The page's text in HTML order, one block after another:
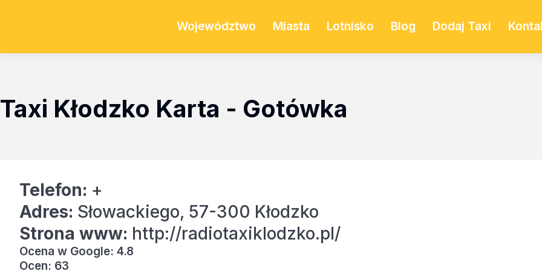
Województwo Miasta Lotnisko Blog Dodaj Taxi
Taxi Kłodzko Karta - Gotówka
Telefon: +
Adres: Słowackiego, 57-300 Kłodzko
Strona www: http://radiotaxiklodzko.pl/
Ocena w Google: 4.8
Ocen: 63